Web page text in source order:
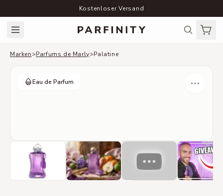
Kostenloser Versand
Marken>Parfums de Marly>Palatine
Eau de Parfum